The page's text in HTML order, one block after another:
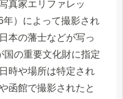
真家エリファレッ
年）によって撮影され
本の藩士などが写っ
国の重要文化財に指定
時や場所は特定され
函館で撮影されたと